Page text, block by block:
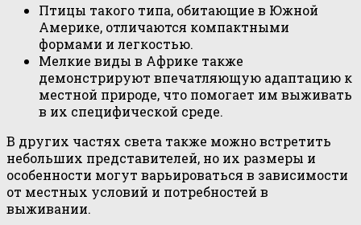
Птицы такого типа, обитающие в Южной
Америке, отличаются компактными
формами и легкостью.
Мелкие виды в Африке также
демонстрируют впечатляющую адаптацию к
местной природе, что помогает им выживать
в их специфической среде.
В других частях света также можно встретить
небольших представителей, но их размеры и
особенности могут варьироваться в зависимости
от местных условий и потребностей в
выживании.